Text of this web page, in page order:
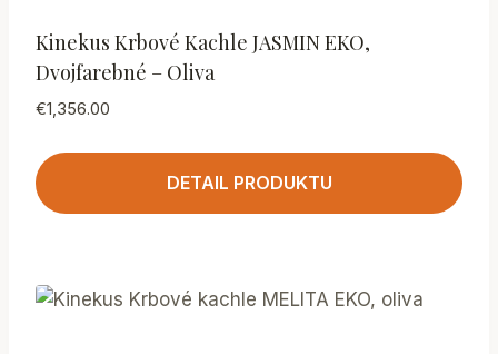
Kinekus Krbové Kachle JASMIN EKO,
Dvojfarebné – Oliva
€1,356.00
DETAIL PRODUKTU